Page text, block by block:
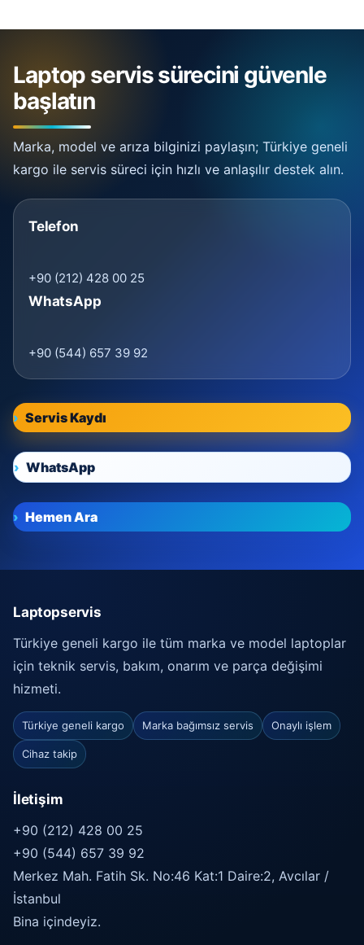
Laptop servis sürecini güvenle
başlatın
Marka, model ve arıza bilginizi paylaşın; Türkiye geneli
kargo ile servis süreci için hızlı ve anlaşılır destek alın.
Telefon
+90 (212) 428 00 25
WhatsApp
+90 (544) 657 39 92
Servis Kaydı
WhatsApp
Hemen Ara
Laptopservis
Türkiye geneli kargo ile tüm marka ve model laptoplar
için teknik servis, bakım, onarım ve parça değişimi
hizmeti.
Türkiye geneli kargo Marka bağımsız servis Onaylı işlem
Cihaz takip
İletişim
+90 (212) 428 00 25
+90 (544) 657 39 92
Merkez Mah. Fatih Sk. No:46 Kat:1 Daire:2, Avcılar /
İstanbul
Bina içindeyiz.